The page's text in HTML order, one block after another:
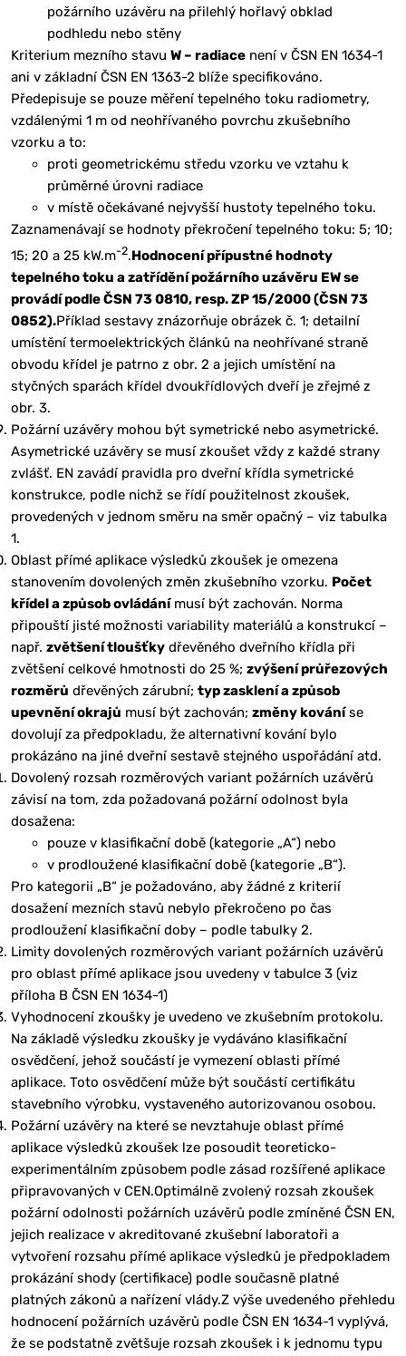
požárního uzávěru na přilehlý hořlavý obklad
podhledu nebo stěny
Kriterium mezního stavu W – radiacenení v ČSN EN 1634-1
ani v základní ČSN EN 1363-2 blíže specifikováno.
Předepisuje se pouze měření tepelného toku radiometry,
vzdálenými 1 m od neohřívaného povrchu zkušebního
vzorku a to:
proti geometrickému středu vzorku ve vztahu k
průměrné úrovni radiace
v místě očekávané nejvyšší hustoty tepelného toku.
Zaznamenávají se hodnoty překročení tepelného toku: 5; 10;
15; 20 a 25 kW.m-2.Hodnocení přípustné hodnoty
tepelného toku a zatřídění požárního uzávěru EW se
provádí podle ČSN 73 0810, resp. ZP 15/2000 (ČSN 73
0852).Příklad sestavy znázorňuje obrázek č. 1; detailní
umístění termoelektrických článků na neohřívané straně
obvodu křídel je patrno z obr. 2 a jejich umístění na
styčných sparách křídel dvoukřídlových dveří je zřejmé z
obr. 3.
Požární uzávěry mohou být symetrické nebo asymetrické.
Asymetrické uzávěry se musí zkoušet vždy z každé strany
zvlášť. EN zavádí pravidla pro dveřní křídla symetrické
konstrukce, podle nichž se řídí použitelnost zkoušek,
provedených v jednom směru na směr opačný – viz tabulka
1.
Oblast přímé aplikace výsledků zkoušek je omezena
stanovením dovolených změn zkušebního vzorku. Počet
křídel a způsob ovládánímusí být zachován. Norma
připouští jisté možnosti variability materiálů a konstrukcí –
např. zvětšení tloušťkydřevěného dveřního křídla při
zvětšení celkové hmotnosti do 25 %; zvýšení průřezových
rozměrů dřevěných zárubní; typ zasklení a způsob
upevnění okrajů musí být zachován; změny kováníse
dovolují za předpokladu, že alternativní kování bylo
prokázáno na jiné dveřní sestavě stejného uspořádání atd.
Dovolený rozsah rozměrových variant požárních uzávěrů
závisí na tom, zda požadovaná požární odolnost byla
dosažena:
pouze v klasifikační době (kategorie „A“) nebo
v prodloužené klasifikační době (kategorie „B“).
Pro kategorii „B“ je požadováno, aby žádné z kriterií
dosažení mezních stavů nebylo překročeno po čas
prodloužení klasifikační doby – podle tabulky 2.
Limity dovolených rozměrových variant požárních uzávěrů
pro oblast přímé aplikace jsou uvedeny v tabulce 3 (viz
příloha B ČSN EN 1634-1)
Vyhodnocení zkoušky je uvedeno ve zkušebním protokolu.
Na základě výsledku zkoušky je vydáváno klasifikační
osvědčení, jehož součástí je vymezení oblasti přímé
aplikace. Toto osvědčení může být součástí certifikátu
stavebního výrobku, vystaveného autorizovanou osobou.
Požární uzávěry na které se nevztahuje oblast přímé
aplikace výsledků zkoušek lze posoudit teoreticko-
experimentálním způsobem podle zásad rozšířené aplikace
připravovaných v CEN.Optimálně zvolený rozsah zkoušek
požární odolnosti požárních uzávěrů podle zmíněné ČSN EN,
jejich realizace v akreditované zkušební laboratoři a
vytvoření rozsahu přímé aplikace výsledků je předpokladem
prokázání shody (certifikace) podle současně platné
platných zákonů a nařízení vlády.Z výše uvedeného přehledu
hodnocení požárních uzávěrů podle ČSN EN 1634-1 vyplývá,
že se podstatně zvětšuje rozsah zkoušek i k jednomu typu